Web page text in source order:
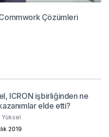
Çözümleri
ICRON işbirliğinden ne
elde etti?
Yüksel
2019